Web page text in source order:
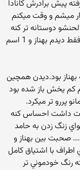
پيش برادرش كانادا
بيكار ميشم و وقت ميكنم
دوستانه تر كنه
گفت راستي من اسم شماهارو هنوز نميدونم وفقط ديدم بهناز و 1 اسم
بود.ديدن همچين
كم يخش باز شده بود
پررو تر ميكرد.
داشت احساس كنه
زنگ زدن به حامد
بگيره....... صحبت بين بهناز و
اطراف با اشتياق كامل
رنگ خودموني تر